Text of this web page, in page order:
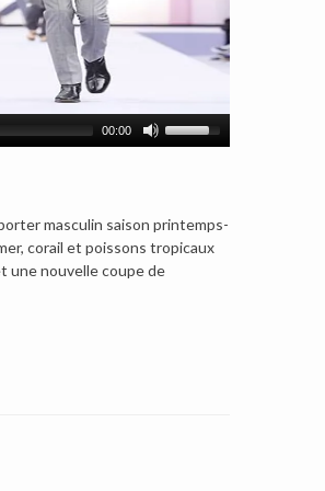
00:00
masculin saison printemps-
corail et poissons tropicaux
une nouvelle coupe de